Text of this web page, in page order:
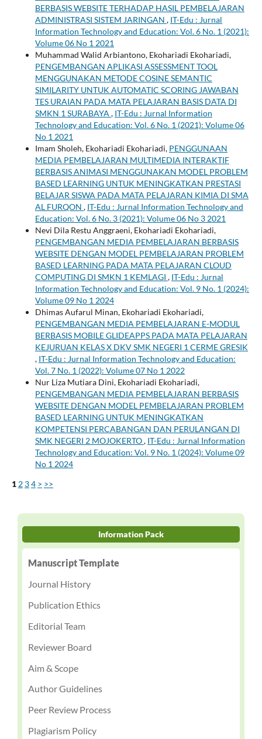
BERBASIS WEBSITE TERHADAP HASIL PEMBELAJARAN
ADMINISTRASI SISTEM JARINGAN , IT-Edu : Jurnal
Information Technology and Education: Vol. 6 No. 1 (2021):
Volume 06 No 1 2021
Muhammad Walid Arbiantono, Ekohariadi Ekohariadi,
PENGEMBANGAN APLIKASI ASSESSMENT TOOL
MENGGUNAKAN METODE COSINE SEMANTIC
SIMILARITY UNTUK AUTOMATIC SCORING JAWABAN
TES URAIAN PADA MATA PELAJARAN BASIS DATA DI
SMKN 1 SURABAYA , IT-Edu : Jurnal Information
Technology and Education: Vol. 6 No. 1 (2021): Volume 06
No 1 2021
Imam Sholeh, Ekohariadi Ekohariadi, PENGGUNAAN
MEDIA PEMBELAJARAN MULTIMEDIA INTERAKTIF
BERBASIS ANIMASI MENGGUNAKAN MODEL PROBLEM
BASED LEARNING UNTUK MENINGKATKAN PRESTASI
BELAJAR SISWA PADA MATA PELAJARAN KIMIA DI SMA
AL FURQON , IT-Edu : Jurnal Information Technology and
Education: Vol. 6 No. 3 (2021): Volume 06 No 3 2021
Nevi Dila Restu Anggraeni, Ekohariadi Ekohariadi,
PENGEMBANGAN MEDIA PEMBELAJARAN BERBASIS
WEBSITE DENGAN MODEL PEMBELAJARAN PROBLEM
BASED LEARNING PADA MATA PELAJARAN CLOUD
COMPUTING DI SMKN 1 KEMLAGI , IT-Edu : Jurnal
Information Technology and Education: Vol. 9 No. 1 (2024):
Volume 09 No 1 2024
Dhimas Aufarul Minan, Ekohariadi Ekohariadi,
PENGEMBANGAN MEDIA PEMBELAJARAN E-MODUL
BERBASIS MOBILE GLIDEAPPS PADA MATA PELAJARAN
KEJURUAN KELAS X DKV SMK NEGERI 1 CERME GRESIK
, IT-Edu : Jurnal Information Technology and Education:
Vol. 7 No. 1 (2022): Volume 07 No 1 2022
Nur Liza Mutiara Dini, Ekohariadi Ekohariadi,
PENGEMBANGAN MEDIA PEMBELAJARAN BERBASIS
WEBSITE DENGAN MODEL PEMBELAJARAN PROBLEM
BASED LEARNING UNTUK MENINGKATKAN
KOMPETENSI PERCABANGAN DAN PERULANGAN DI
SMK NEGERI 2 MOJOKERTO, IT-Edu : Jurnal Information
Technology and Education: Vol. 9 No. 1 (2024): Volume 09
No 1 2024
1 2 34 > >>
Information Pack
Manuscript Template
Journal History
Publication Ethics
Editorial Team
Reviewer Board
Aim & Scope
Author Guidelines
Peer Review Process
Plagiarism Policy